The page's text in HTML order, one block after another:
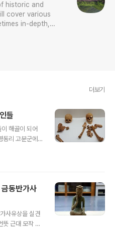
historic and
cover various
in-depth,
sense or
더보기
들
해골이 되어
동리 고분군에
전시관에 모셔
인골이라면 입
아서 할 일이
도 다시 조우
동반가사
사유상을 실견
뜻 근대 모작 같